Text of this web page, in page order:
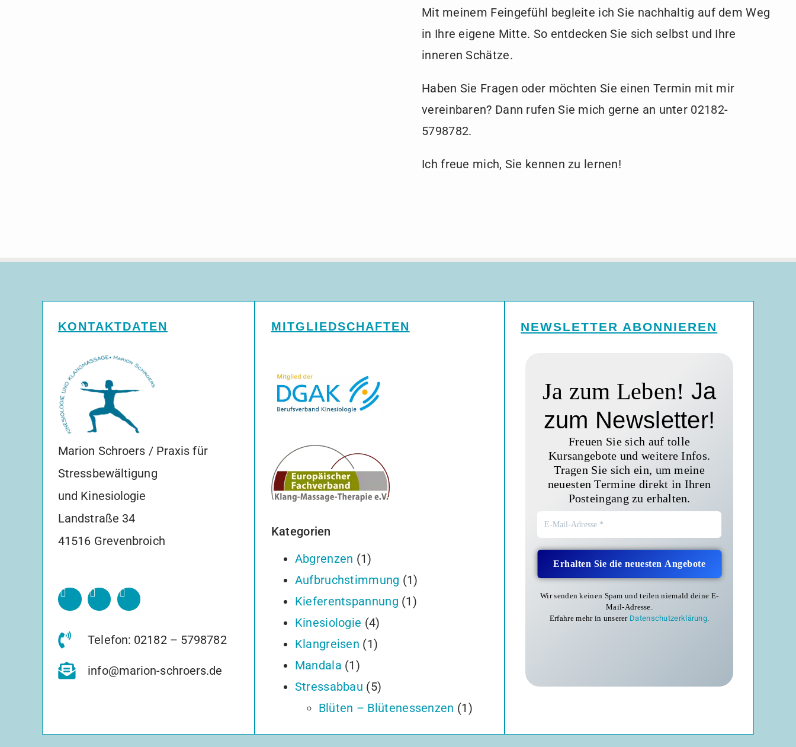
Mit meinem Feingefühl begleite ich Sie nachhaltig auf dem Weg
in Ihre eigene Mitte. So entdecken Sie sich selbst und Ihre
inneren Schätze.
Haben Sie Fragen oder möchten Sie einen Termin mit mir
vereinbaren? Dann rufen Sie mich gerne an unter 02182-
5798782.
Ich freue mich, Sie kennen zu lernen!
KONTAKTDATEN
Marion Schroers / Praxis für
Stressbewältigung
und Kinesiologie
Landstraße 34
41516 Grevenbroich
Telefon: 02182 – 5798782
info@marion-schroers.de
MITGLIEDSCHAFTEN
Kategorien
Abgrenzen (1)
Aufbruchstimmung (1)
Kieferentspannung (1)
Kinesiologie (4)
Klangreisen (1)
Mandala (1)
Stressabbau (5)
Blüten – Blütenessenzen (1)
NEWSLETTER ABONNIEREN
Ja zum Leben! Ja
zum Newsletter!
Freuen Sie sich auf tolle
Kursangebote und weitere Infos.
Tragen Sie sich ein, um meine
neuesten Termine direkt in Ihren
Posteingang zu erhalten.
Wir senden keinen Spam und teilen niemald deine E-
Mail-Adresse.
Erfahre mehr in unserer Datenschutzerklärung.